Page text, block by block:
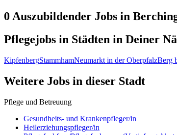
0 Auszubildender Jobs in
Pflegejobs in Städten in Deiner
KipfenbergStammhamNeumarkt in der OberpfalzBerg
Weitere Jobs in dieser Stadt
Pflege und Betreuung
Gesundheits- und Krankenpfleger/in
Heilerziehungspfleger/in